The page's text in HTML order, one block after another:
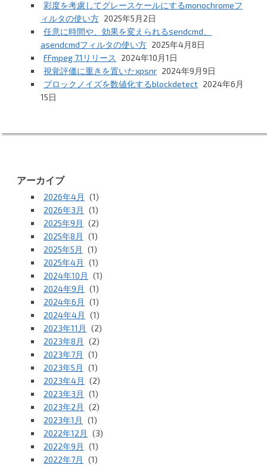
彩度を考慮してグレースケールにするmonochromeフ
ィルタの使い方 2025年5月2日
任意に時間や、効果を変えられるsendcmd、
asendcmdフィルタの使い方 2025年4月8日
FFmpeg 7.1リリース
2024年10月1日
視覚評価に重きを置いたxpsnr 2024年9月9日
ブロックノイズを数値化するblockdetect 2024年6月
15日
アーカイブ
2026年4月
(1)
2026年3月
(1)
2025年9月
(2)
2025年8月
(1)
2025年5月
(1)
2025年4月
(1)
2024年10月
(1)
2024年9月
(1)
2024年6月
(1)
2024年4月
(1)
2023年11月
(2)
2023年8月
(2)
2023年7月
(1)
2023年5月
(1)
2023年4月
(2)
2023年3月
(1)
2023年2月
(2)
2023年1月
(1)
2022年12月
(3)
2022年9月
(1)
2022年7月
(1)